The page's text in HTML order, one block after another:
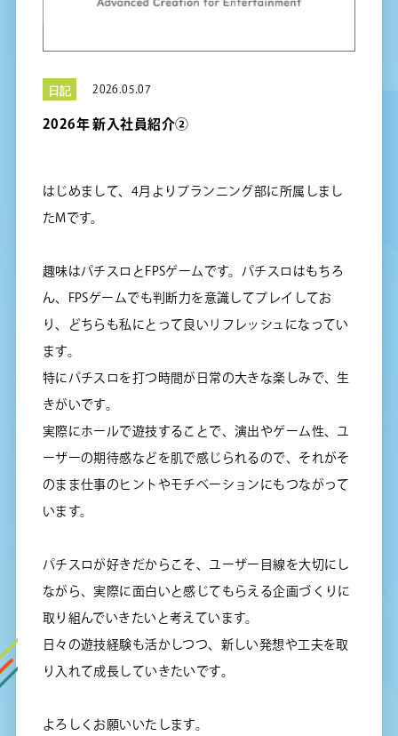
日記 2026.05.07
2026年 新入社員紹介②
はじめまして、4月よりプランニング部に所属しまし
たMです。
趣味はパチスロとFPSゲームです。パチスロはもちろ
ん、FPSゲームでも判断力を意識してプレイしてお
り、どちらも私にとって良いリフレッシュになってい
ます。
特にパチスロを打つ時間が日常の大きな楽しみで、生
きがいです。
実際にホールで遊技することで、演出やゲーム性、ユ
ーザーの期待感などを肌で感じられるので、それがそ
のまま仕事のヒントやモチベーションにもつながって
います。
パチスロが好きだからこそ、ユーザー目線を大切にし
ながら、実際に面白いと感じてもらえる企画づくりに
取り組んでいきたいと考えています。
日々の遊技経験も活かしつつ、新しい発想や工夫を取
り入れて成長していきたいです。
よろしくお願いいたします。